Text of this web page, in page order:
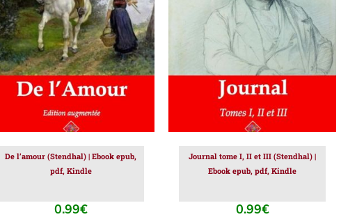
AJOUTER AU PANIER
/
DÉTAILS
De l’amour (Stendhal) | Ebook epub,
pdf, Kindle
0.99€
AJOUTER AU PANIER
DÉTAILS
Journal tome I, II et III (Stendhal) |
Ebook epub, pdf, Kindle
0.99€